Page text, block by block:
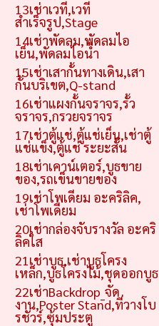
13เช่าเวที,เวที
สำเร็จรูป,Stage
14เช่าพัดลม,พัดลมไอ
เย็น,พัดลมไอน้ำ
15เช่าเสากั้นทางเดิน,เสา
กั้นบริเขต,Q-stand
16เช่าแผงกั้นจราจร,รั้ว
จราจร,กรวยจราจร
17เช่าตู้แช่,ตู้แช่เย็น,เช่าตู้
แช่แข็ง,ตู้แช่ ระยะสั้น
18เช่าเคาน์เตอร์,บูธขาย
ของ,รถเข็นขายของ
19เช่าโพเดียม อะคริลิค,
เช่าโพเดียม
20เช่ากล่องจับรางวัล อะคริ
ลิคใส
21เช่าบูธ,เช่าบูธโครง
เหล็ก,บูธโครงไม้,ชุดออกบูธ
22เช่าBackdrop_จัด
งาน,Poster Stand,ที่วางโบ
รชัวร์,ซุ้มประตู